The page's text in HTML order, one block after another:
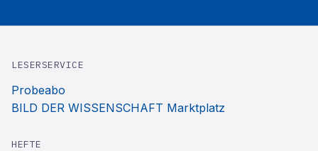
LESERSERVICE
Probeabo
BILD DER WISSENSCHAFT Marktplatz
HEFTE